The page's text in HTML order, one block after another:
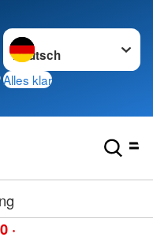
Sprache wechseln zu
Alles klar
·